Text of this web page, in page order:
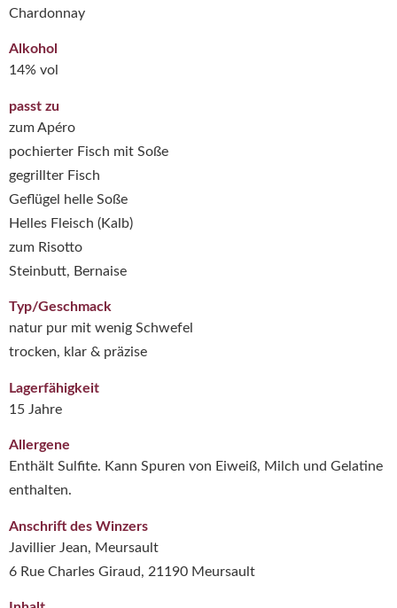
Chardonnay
Alkohol
14% vol
passt zu
zum Apéro
pochierter Fisch mit Soße
gegrillter Fisch
Geflügel helle Soße
Helles Fleisch (Kalb)
zum Risotto
Steinbutt, Bernaise
Typ/Geschmack
natur pur mit wenig Schwefel
trocken, klar & präzise
Lagerfähigkeit
15 Jahre
Allergene
Enthält Sulfite. Kann Spuren von Eiweiß, Milch und Gelatine
enthalten.
Anschrift des Winzers
Javillier Jean, Meursault
6 Rue Charles Giraud, 21190 Meursault